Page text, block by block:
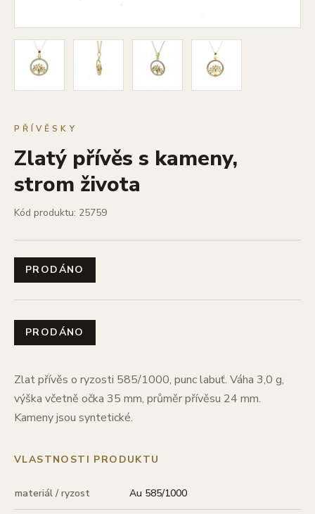
PŘÍVĚSKY
Zlatý přívěs s kameny,
strom života
Kód produktu: 25759
PRODÁNO
PRODÁNO
Zlat přívěs o ryzosti 585/1000, punc labuť. Váha 3,0 g,
výška včetně očka 35 mm, průměr přívěsu 24 mm.
Kameny jsou syntetické.
VLASTNOSTI PRODUKTU
materiál / ryzost Au 585/1000